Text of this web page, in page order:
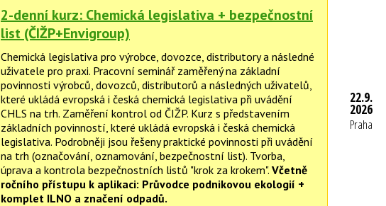
2-denní kurz: Chemická legislativa + bezpečnostní
list (ČIŽP+Envigroup)
Chemická legislativa pro výrobce, dovozce, distributory a následné
uživatele pro praxi. Pracovní seminář zaměřený na základní
povinnosti výrobců, dovozců, distributorů a následných uživatelů,
které ukládá evropská i česká chemická legislativa při uvádění
CHLS na trh. Zaměření kontrol od ČIŽP. Kurz s představením
základních povinností, které ukládá evropská i česká chemická
legislativa. Podrobněji jsou řešeny praktické povinnosti při uvádění
na trh (označování, oznamování, bezpečnostní list). Tvorba,
úprava a kontrola bezpečnostních listů "krok za krokem". Včetně
ročního přístupu k aplikaci: Průvodce podnikovou ekologií +
komplet ILNO a značení odpadů.
22.9.
2026
Praha